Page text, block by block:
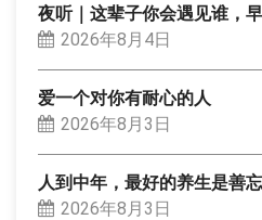
夜听｜这辈子你会遇见谁，
2026年8月4日
爱一个对你有耐心的人
2026年8月3日
人到中年，最好的养生是善忘
2026年8月3日